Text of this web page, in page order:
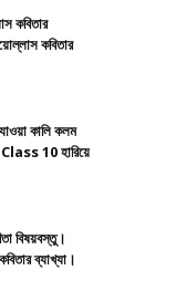
কবিতার
কবিতার
কালি কলম
Class 10 হারিয়ে
বিষয়বস্তু।
ব্যাখ্যা।